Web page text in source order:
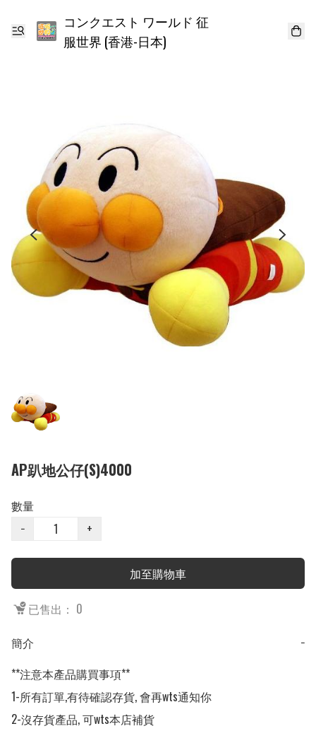
コンクエスト ワールド 征
服世界 (香港-日本)
AP趴地公仔(S)4000
數量
−
+
加至購物車
已售出： 0
簡介
−
**注意本產品購買事項**
1-所有訂單,有待確認存貨, 會再wts通知你
2-沒存貨產品, 可wts本店補貨